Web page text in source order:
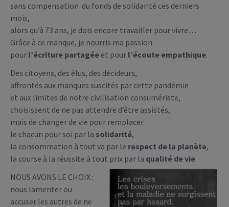
sans compensation du fonds de solidarité ces derniers
mois,
alors qu’à 73 ans, je dois encore travailler pour vivre…
Grâce à ce manque, je nourris ma passion
pour l’écriture partagée et pour l’écoute empathique.
Des citoyens, des élus, des décideurs,
affrontés aux manques suscités par cette pandémie
et aux limites de notre civilisation consumériste,
choisissent de ne pas attendre d’être assistés,
mais de changer de vie pour remplacer
le chacun pour soi par la solidarité,
la consommation à tout va par le respect de la planète,
la course à la réussite à tout prix par la qualité de vie.
NOUS AVONS LE CHOIX :
nous lamenter ou
accuser les autres de ne